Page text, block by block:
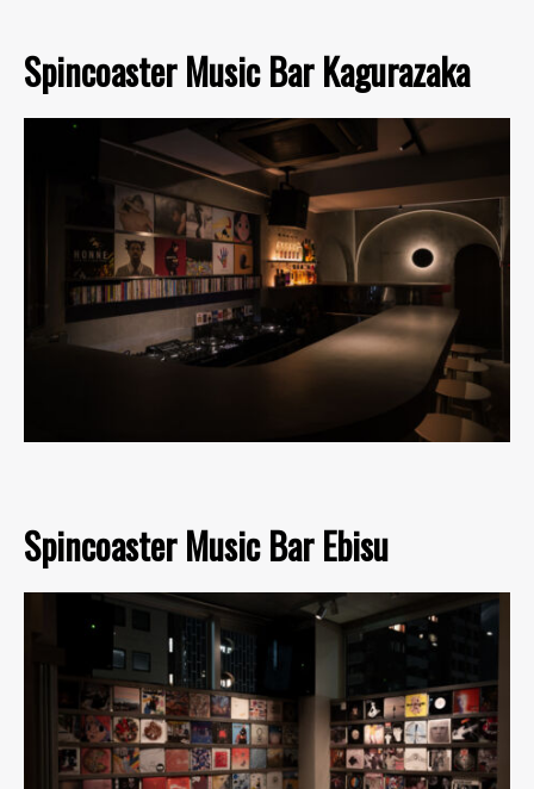
Spincoaster Music Bar Kagurazaka
Spincoaster Music Bar Ebisu